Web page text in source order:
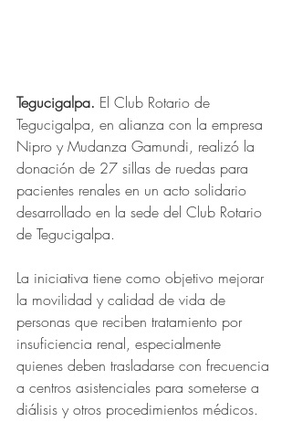
Tegucigalpa. El Club Rotario de
Tegucigalpa, en alianza con la empresa
Nipro y Mudanza Gamundi, realizó la
donación de 27 sillas de ruedas para
pacientes renales en un acto solidario
desarrollado en la sede del Club Rotario
de Tegucigalpa.
La iniciativa tiene como objetivo mejorar
la movilidad y calidad de vida de
personas que reciben tratamiento por
insuficiencia renal, especialmente
quienes deben trasladarse con frecuencia
a centros asistenciales para someterse a
diálisis y otros procedimientos médicos.